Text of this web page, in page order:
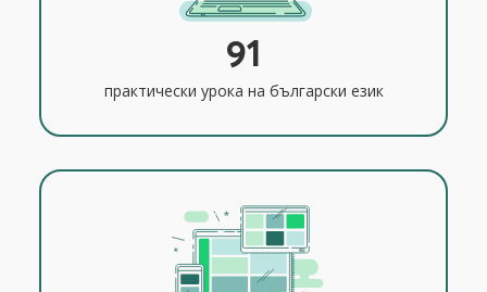
91
практически урока на български език